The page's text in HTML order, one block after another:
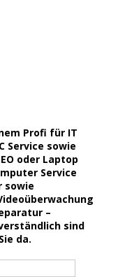
Profi für IT
Service sowie
oder Laptop
Service
sowie
–
sind
da.